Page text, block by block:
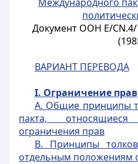
Документ ООН E/
ВАРИАНТ ПЕРЕВОДА
I. Ограничение прав
A. Общие принципы
пакта,
ограничения прав
B. Принципы
отдельным положениям